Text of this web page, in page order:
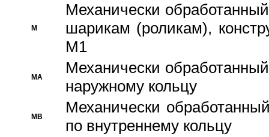
M
Механически
шарикам (роликам),
M1
MA
Механически
наружному кольцу
MB
Механически
по внутреннему кольцу